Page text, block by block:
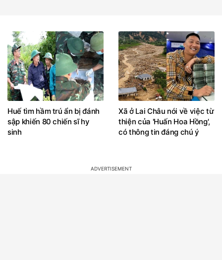
Huế tìm hầm trú ẩn bị đánh
sập khiến 80 chiến sĩ hy
sinh
Xã ở Lai Châu nói về việc từ
thiện của 'Huấn Hoa Hồng',
có thông tin đáng chú ý